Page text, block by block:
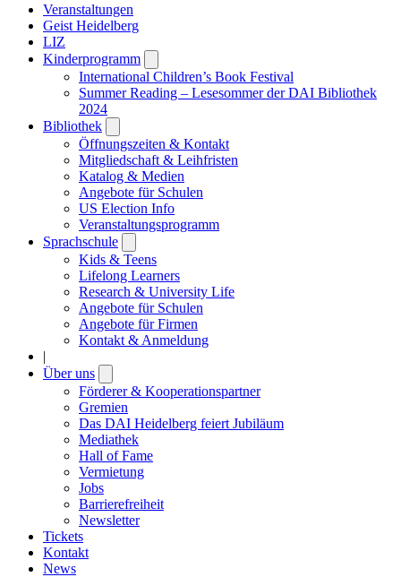
Veranstaltungen
Geist Heidelberg
LIZ
Kinderprogramm
submenu
International Children’s Book Festival
Summer Reading – Lesesommer der DAI Bibliothek
2024
Bibliothek
submenu
Öffnungszeiten & Kontakt
Mitgliedschaft & Leihfristen
Katalog & Medien
Angebote für Schulen
US Election Info
Veranstaltungsprogramm
Sprachschule
submenu
Kids & Teens
Lifelong Learners
Research & University Life
Angebote für Schulen
Angebote für Firmen
Kontakt & Anmeldung
|
Über uns
submenu
Förderer & Kooperationspartner
Gremien
Das DAI Heidelberg feiert Jubiläum
Mediathek
Hall of Fame
Vermietung
Jobs
Barrierefreiheit
Newsletter
Tickets
Kontakt
News